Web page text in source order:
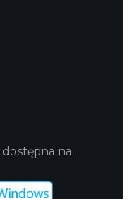
dostępna na